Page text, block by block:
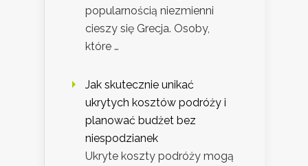
popularnością niezmienni
cieszy się Grecja. Osoby,
które …
Jak skutecznie unikać
ukrytych kosztów podróży i
planować budżet bez
niespodzianek
Ukryte koszty podróży mogą